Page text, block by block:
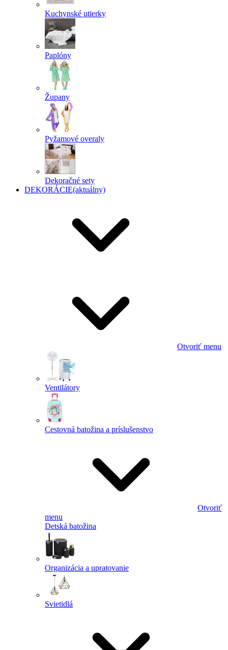
Kuchynské utierky
Paplóny
Župany
Pyžamové overaly
Dekoračné sety
DEKORÁCIE(aktuálny)
Otvoriť menu
Ventilátory
Cestovná batožina a príslušenstvo
Otvoriť
menu
Detská batožina
Organizácia a upratovanie
Svietidlá